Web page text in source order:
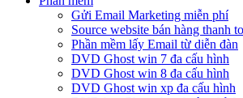
Gửi Email Marketing miễn phí
Source website bán hàng thanh
Phần mềm lấy Email từ diễn đàn
DVD Ghost win 7 đa cấu hình
DVD Ghost win 8 đa cấu hình
DVD Ghost win xp đa cấu hình